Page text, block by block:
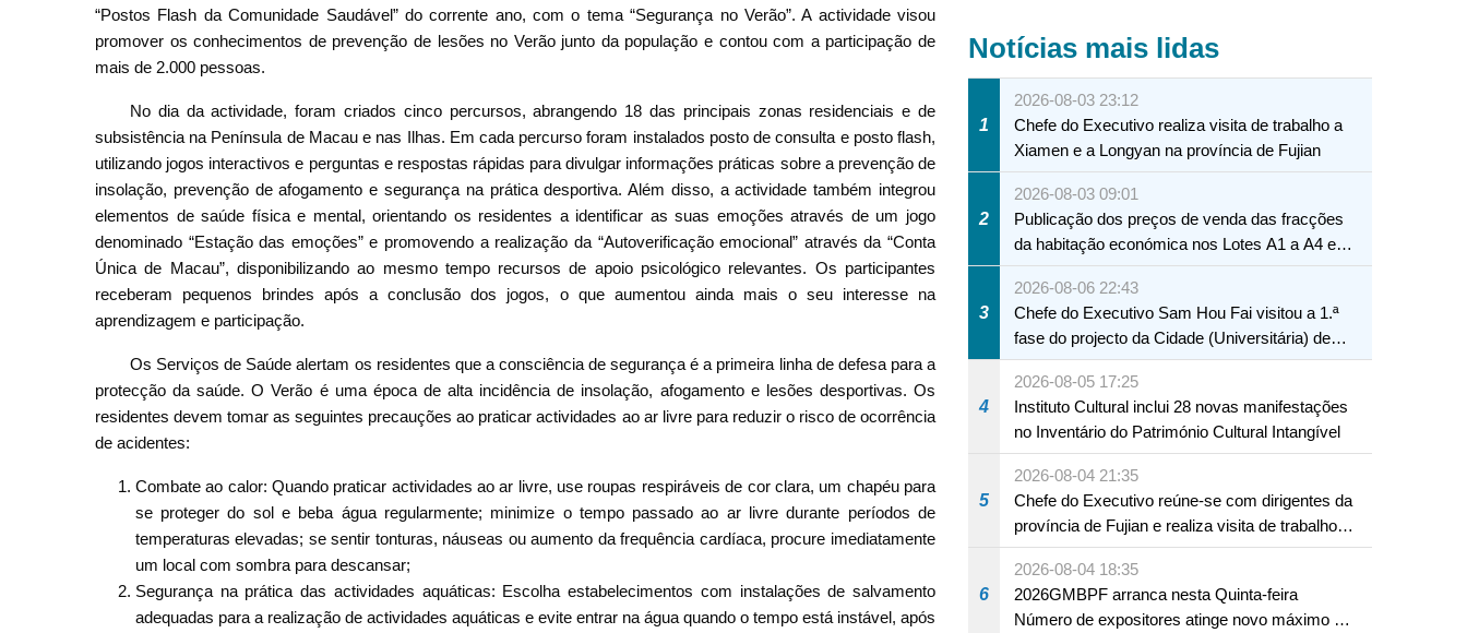
“Postos Flash da Comunidade Saudável” do corrente ano, com o tema “Segurança no Verão”. A actividade visou
promover os conhecimentos de prevenção de lesões no Verão junto da população e contou com a participação de
mais de 2.000 pessoas.
No dia da actividade, foram criados cinco percursos, abrangendo 18 das principais zonas residenciais e de
subsistência na Península de Macau e nas Ilhas. Em cada percurso foram instalados posto de consulta e posto flash,
utilizando jogos interactivos e perguntas e respostas rápidas para divulgar informações práticas sobre a prevenção de
insolação, prevenção de afogamento e segurança na prática desportiva. Além disso, a actividade também integrou
elementos de saúde física e mental, orientando os residentes a identificar as suas emoções através de um jogo
denominado “Estação das emoções” e promovendo a realização da “Autoverificação emocional” através da “Conta
Única de Macau”, disponibilizando ao mesmo tempo recursos de apoio psicológico relevantes. Os participantes
receberam pequenos brindes após a conclusão dos jogos, o que aumentou ainda mais o seu interesse na
aprendizagem e participação.
Os Serviços de Saúde alertam os residentes que a consciência de segurança é a primeira linha de defesa para a
protecção da saúde. O Verão é uma época de alta incidência de insolação, afogamento e lesões desportivas. Os
residentes devem tomar as seguintes precauções ao praticar actividades ao ar livre para reduzir o risco de ocorrência
de acidentes:
Combate ao calor: Quando praticar actividades ao ar livre, use roupas respiráveis de cor clara, um chapéu para
se proteger do sol e beba água regularmente; minimize o tempo passado ao ar livre durante períodos de
temperaturas elevadas; se sentir tonturas, náuseas ou aumento da frequência cardíaca, procure imediatamente
um local com sombra para descansar;
Segurança na prática das actividades aquáticas: Escolha estabelecimentos com instalações de salvamento
adequadas para a realização de actividades aquáticas e evite entrar na água quando o tempo está instável, após
Notícias mais lidas
1
2026-08-03 23:12
Chefe do Executivo realiza visita de trabalho a
Xiamen e a Longyan na província de Fujian
2
2026-08-03 09:01
Publicação dos preços de venda das fracções
da habitação económica nos Lotes A1 a A4 e
A12 da Zona A dos Novos Aterros
3
2026-08-06 22:43
Chefe do Executivo Sam Hou Fai visitou a 1.ª
fase do projecto da Cidade (Universitária) de
Educação Internacional de Macau e Hengqin
4
2026-08-05 17:25
Instituto Cultural inclui 28 novas manifestações
no Inventário do Património Cultural Intangível
5
2026-08-04 21:35
Chefe do Executivo reúne-se com dirigentes da
província de Fujian e realiza visita de trabalho
em Fuzhou
6
2026-08-04 18:35
2026GMBPF arranca nesta Quinta-feira
Número de expositores atinge novo máximo em